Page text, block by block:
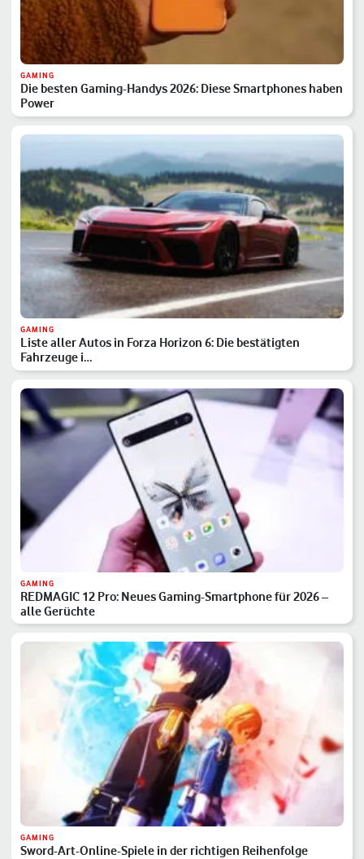
GAMING
Die besten Gaming-Handys 2026: Diese Smartphones haben
Power
GAMING
Liste aller Autos in Forza Horizon 6: Die bestätigten
Fahrzeuge i…
GAMING
REDMAGIC 12 Pro: Neues Gaming-Smartphone für 2026 –
alle Gerüchte
GAMING
Sword-Art-Online-Spiele in der richtigen Reihenfolge